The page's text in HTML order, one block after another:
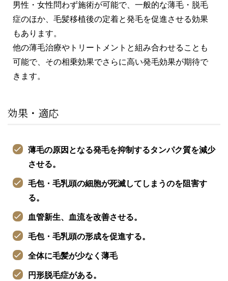
男性・女性問わず施術が可能で、一般的な薄毛・脱毛
症のほか、毛髪移植後の定着と発毛を促進させる効果
もあります。
他の薄毛治療やトリートメントと組み合わせることも
可能で、その相乗効果でさらに高い発毛効果が期待で
きます。
効果・適応
薄毛の原因となる発毛を抑制するタンパク質を減少
させる。
毛包・毛乳頭の細胞が死滅してしまうのを阻害す
る。
血管新生、血流を改善させる。
毛包・毛乳頭の形成を促進する。
全体に毛髪が少なく薄毛
円形脱毛症がある。